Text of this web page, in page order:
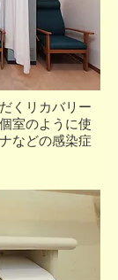
くリカバリー
室のように使
などの感染症